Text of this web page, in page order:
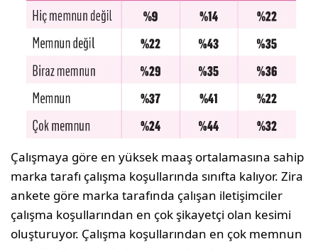
Çalışmaya göre en yüksek maaş ortalamasına sahip
marka tarafı çalışma koşullarında sınıfta kalıyor. Zira
ankete göre marka tarafında çalışan iletişimciler
çalışma koşullarından en çok şikayetçi olan kesimi
oluşturuyor. Çalışma koşullarından en çok memnun